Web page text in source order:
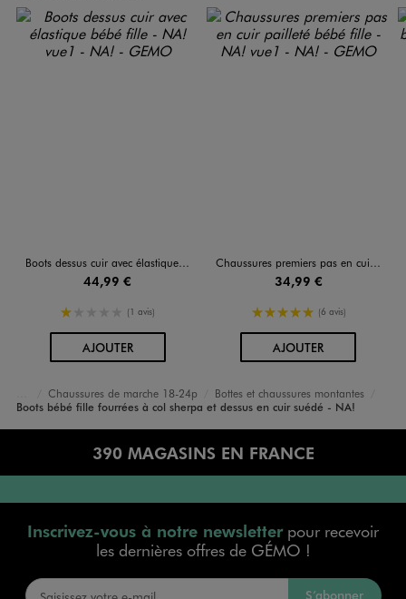
Boots dessus cuir avec élastique bébé fille - NA!
44,99 €
1/5 de moyenne
(1 avis)
AJOUTERAU PANIER
Chaussures premiers pas en cuir pailleté bébé fille - NA!
34,99 €
5/5 de moyenne
(6 avis)
AJOUTERAU PANIER
Accueil
Bébé
Chaussures Fille
Chaussures de marche 18-24p
Bottes et chaussures montantes
Boots bébé fille fourrées à col sherpa et dessus en cuir suédé - NA!
390 MAGASINS EN FRANCE
Inscrivez-vous à notre newsletterpour recevoir
les dernières offres de GÉMO !
S’abonner